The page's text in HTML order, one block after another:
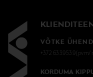
VÕTKE
+372 6339539(pvm/
KORDUMA